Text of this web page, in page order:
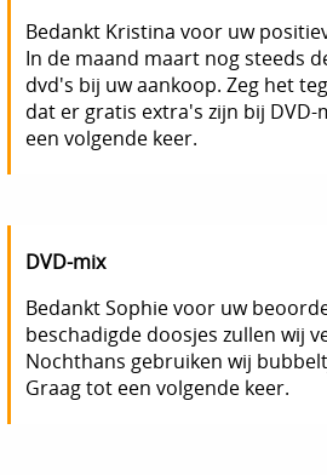
Bedankt Kristina voor uw
In de maand maart nog steeds
dvd's bij uw aankoop. Zeg het
dat er gratis extra's zijn bij DVD-
een volgende keer.
DVD-mix
Bedankt Sophie voor uw
beschadigde doosjes zullen wij
Nochthans gebruiken wij
Graag tot een volgende keer.